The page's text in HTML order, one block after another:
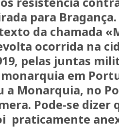
para Bragança.
da chamada
ocorrida na
pelas juntas
em
a Monarquia, no
Pode-se dizer
praticamente